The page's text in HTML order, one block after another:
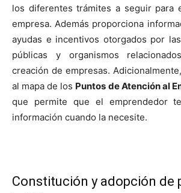
los diferentes trámites a seguir para
empresa. Además proporciona
ayudas e incentivos otorgados por
públicas y organismos
creación de empresas.
al mapa de los Puntos de Atención al
que permite que el emprendedor
información cuando la necesite.
Constitución y adopción de